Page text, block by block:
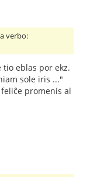
verbo:
tio eblas por ekz.
sole iris ..."
promenis al